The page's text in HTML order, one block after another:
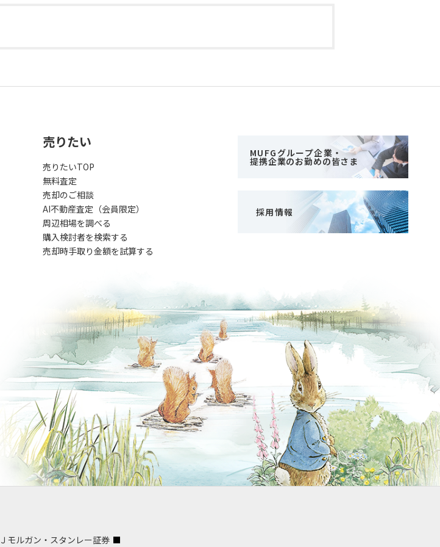
売りたい
売りたいTOP
無料査定
売却のご相談
AI不動産査定（会員限定）
周辺相場を調べる
購入検討者を検索する
売却時手取り金額を試算する
MUFGグループ企業・
提携企業のお勤めの皆さま
採用情報
モルガン・スタンレー証券